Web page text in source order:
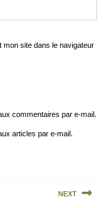
site dans le navigateur
commentaires par e-mail.
articles par e-mail.
NEXT